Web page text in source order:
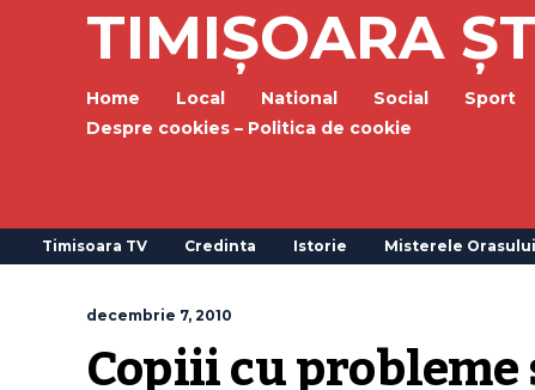
TIMIȘOARA
Home Local National Social Sport
Despre cookies – Politica de cookie
Timisoara TV Credinta Istorie Misterele Orasului
decembrie 7, 2010
Copiii cu